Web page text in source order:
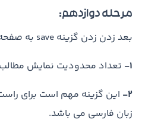
مرحله دوازدهم:
بعد زدن زدن گزینه save به صفحه بالا منتقل میشوید.
1- تعداد محدودیت نمایش مطالب
2- این گزینه مهم است برای
زبان فارسی می باشد.